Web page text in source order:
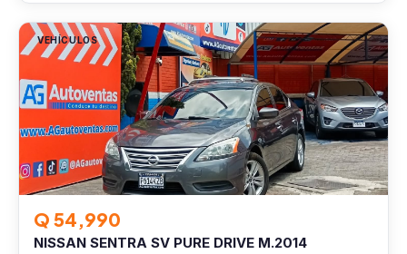
VEHÍCULOS
Q 54,990
NISSAN SENTRA SV PURE DRIVE M.2014